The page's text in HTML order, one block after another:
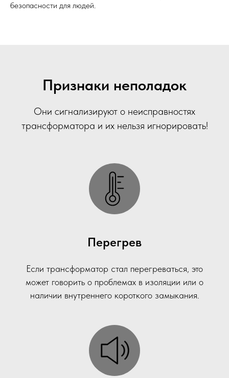
безопасности для людей.
Признаки неполадок
Они сигнализируют о неисправностях
трансформатора и их нельзя игнорировать!
Перегрев
Если трансформатор стал перегреваться, это
может говорить о проблемах в изоляции или о
наличии внутреннего короткого замыкания.